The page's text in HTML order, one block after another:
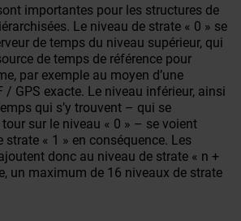
importantes pour les structures de
Le niveau de strate « 0 » se
de temps du niveau supérieur, qui
de temps de référence pour
par exemple au moyen d’une
/ GPS exacte. Le niveau inférieur, ainsi
qui s’y trouvent – qui se
sur le niveau « 0 » – se voient
strate « 1 » en conséquence. Les
donc au niveau de strate « n +
un maximum de 16 niveaux de strate